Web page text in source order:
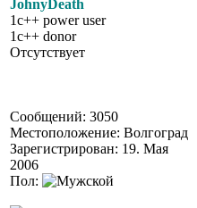
JohnyDeath
1c++ power user
1c++ donor
Отсутствует
Сообщений: 3050
Местоположение: Волгоград
Зарегистрирован: 19. Мая
2006
Пол: